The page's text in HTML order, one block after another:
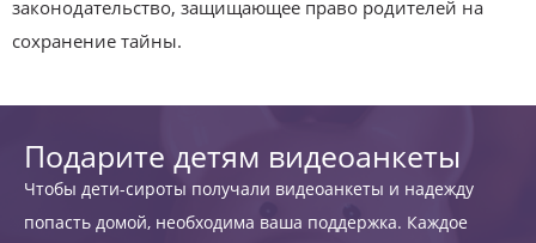
законодательство, защищающее право родителей на
сохранение тайны.
Подарите детям видеоанкеты
Чтобы дети-сироты получали видеоанкеты и надежду
попасть домой, необходима ваша поддержка. Каждое